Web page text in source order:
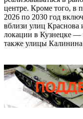
центре. Кроме того, в
2026 по 2030 год
вблизи улиц Краснова
локации в Кузнецке —
также улицы Калинина